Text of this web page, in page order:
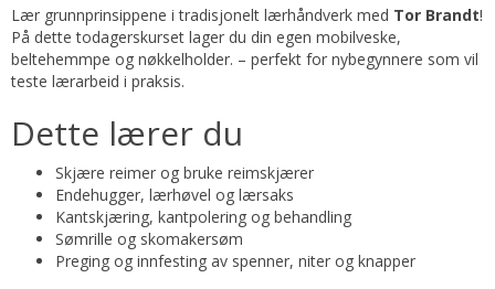
Lær grunnprinsippene i tradisjonelt lærhåndverk med Tor Brandt!
På dette todagerskurset lager du din egen mobilveske,
beltehemmpe og nøkkelholder. – perfekt for nybegynnere som vil
teste lærarbeid i praksis.
Dette lærer du
Skjære reimer og bruke reimskjærer
Endehugger, lærhøvel og lærsaks
Kantskjæring, kantpolering og behandling
Sømrille og skomakersøm
Preging og innfesting av spenner, niter og knapper